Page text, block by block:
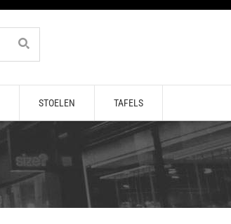
STOELEN TAFELS